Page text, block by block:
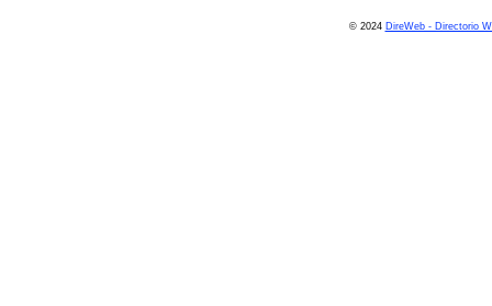
© 2024 DireWeb - Directorio